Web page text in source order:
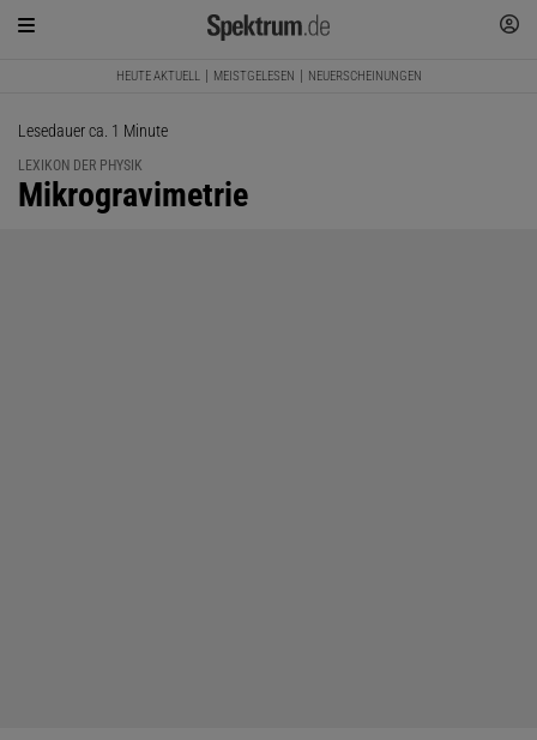
HEUTE AKTUELL MEISTGELESEN NEUERSCHEINUNGEN
Lesedauer ca. 1 Minute
LEXIKON DER PHYSIK
:
Mikrogravimetrie